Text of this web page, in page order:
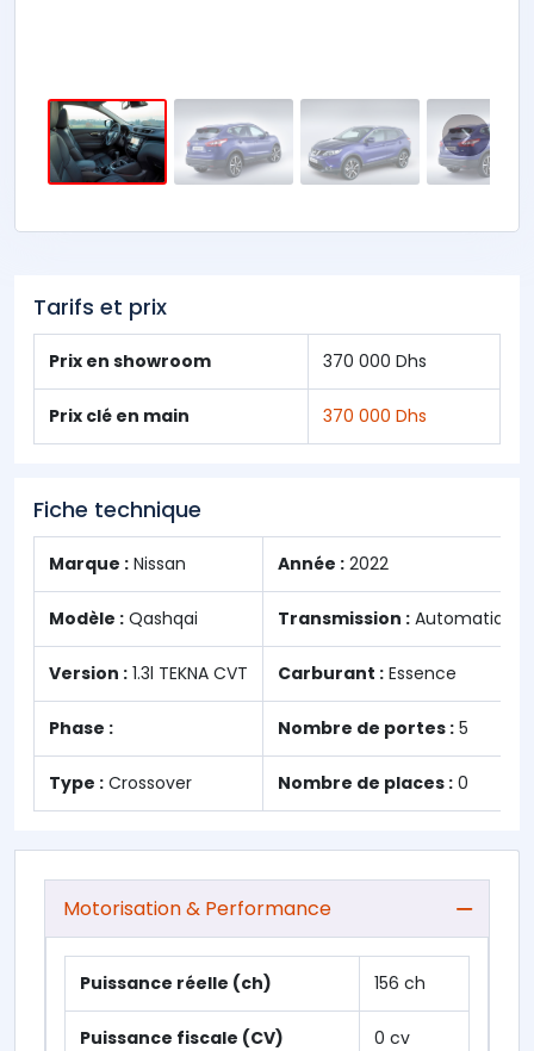
Tarifs et prix
Prix en showroom 370 000 Dhs
Prix clé en main 370 000 Dhs
Fiche technique
Marque : Nissan Année : 2022
Modèle : Qashqai Transmission : Automatique
Version : 1.3l TEKNA CVT Carburant : Essence
Phase : Nombre de portes : 5
Type : Crossover Nombre de places : 0
Motorisation & Performance
Puissance réelle (ch) 156 ch
Puissance fiscale (CV) 0 cv